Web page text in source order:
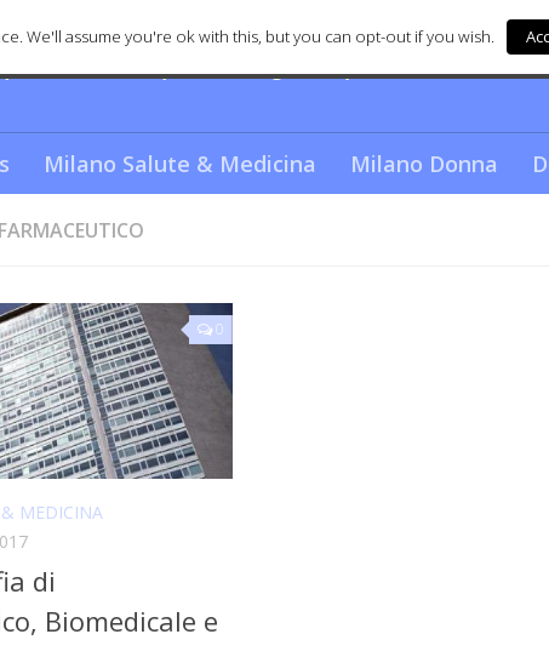
Scopriamo i segreti e quello che rende
Milano Salute & Medicina Milano Donna
FARMACEUTICO
0
MEDICINA
di
Biomedicale e
We'll assume you're ok with this, but you can opt-out if you wish.